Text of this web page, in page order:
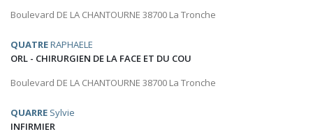
Boulevard DE LA CHANTOURNE 38700 La Tronche
QUATRERAPHAELE
ORL - CHIRURGIEN DE LA FACE ET DU COU
Boulevard DE LA CHANTOURNE 38700 La Tronche
QUARRE Sylvie
INFIRMIER